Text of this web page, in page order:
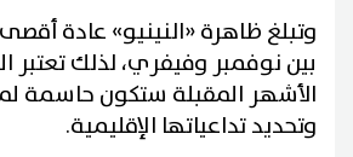
وتبلغ ظاهرة «النينيو» عادة
بين نوفمبر وفيفري، لذلك تعتبر
الأشهر المقبلة ستكون حاسمة
وتحديد تداعياتها الإقليمية.